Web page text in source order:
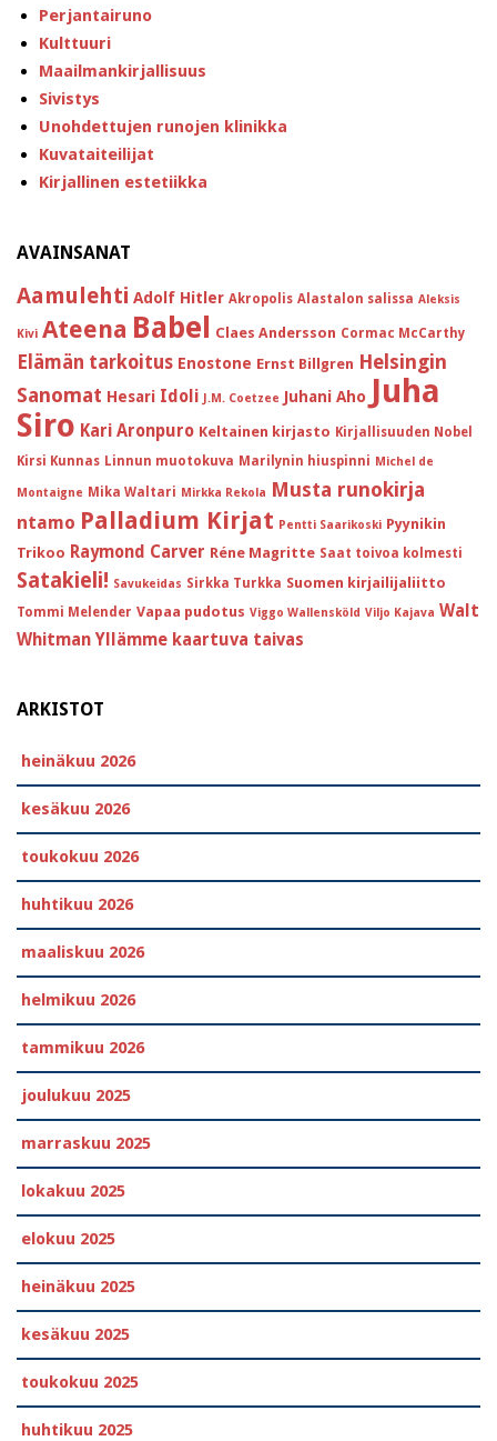
Perjantairuno
Kulttuuri
Maailmankirjallisuus
Sivistys
Unohdettujen runojen klinikka
Kuvataiteilijat
Kirjallinen estetiikka
AVAINSANAT
Aamulehti Adolf Hitler Akropolis Alastalon salissa Aleksis
Kivi Ateena Babel Claes Andersson Cormac McCarthy
Elämän tarkoitus Enostone Ernst Billgren Helsingin
Sanomat Hesari Idoli J.M. Coetzee Juhani Aho Juha
Siro Kari Aronpuro Keltainen kirjasto Kirjallisuuden Nobel
Kirsi Kunnas Linnun muotokuva Marilynin hiuspinni Michel de
Montaigne Mika Waltari Mirkka Rekola Musta runokirja
ntamo Palladium Kirjat Pentti Saarikoski Pyynikin
Trikoo Raymond Carver Réne Magritte Saat toivoa kolmesti
Satakieli! Savukeidas Sirkka Turkka Suomen kirjailijaliitto
Tommi Melender Vapaa pudotus Viggo Wallensköld Viljo Kajava Walt
Whitman Yllämme kaartuva taivas
ARKISTOT
heinäkuu 2026
kesäkuu 2026
toukokuu 2026
huhtikuu 2026
maaliskuu 2026
helmikuu 2026
tammikuu 2026
joulukuu 2025
marraskuu 2025
lokakuu 2025
elokuu 2025
heinäkuu 2025
kesäkuu 2025
toukokuu 2025
huhtikuu 2025